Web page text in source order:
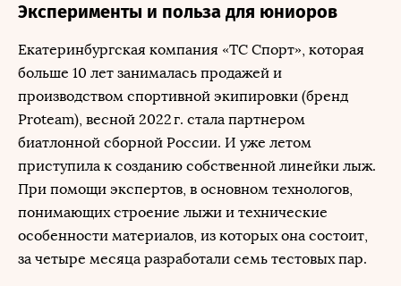
Эксперименты и польза для юниоров
Екатеринбургская компания «ТС Спорт», которая
больше 10 лет занималась продажей и
производством спортивной экипировки (бренд
Proteam), весной 2022 г. стала партнером
биатлонной сборной России. И уже летом
приступила к созданию собственной линейки лыж.
При помощи экспертов, в основном технологов,
понимающих строение лыжи и технические
особенности материалов, из которых она состоит,
за четыре месяца разработали семь тестовых пар.